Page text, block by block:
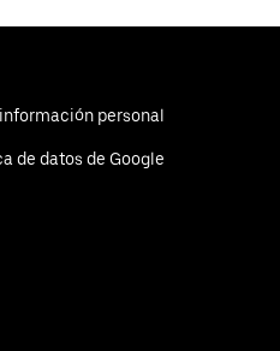
personal
de datos de Google